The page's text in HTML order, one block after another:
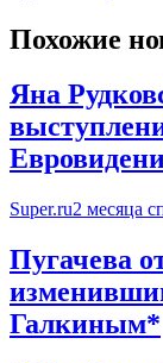
Похожие
Яна
Super.ru2 месяца
Пугачева
Галкиным*